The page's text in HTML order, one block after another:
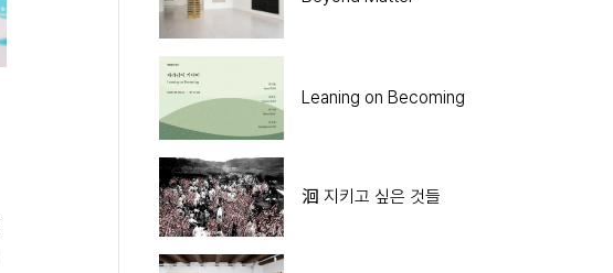
Leaning on Becoming
洄 지키고 싶은 것들